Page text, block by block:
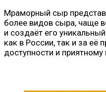
Мраморный сыр
более видов сыра, чаще
и создаёт его
как в России, так и за её
доступности и приятному